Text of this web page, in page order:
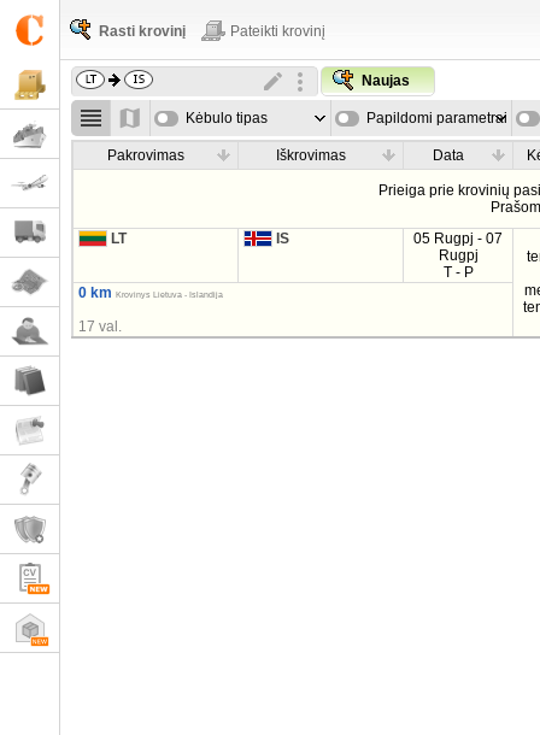
Rasti krovinį Pateikti krovinį
Naujas
Kėbulo tipas Papildomi parametrai
Pakrovimas Iškrovimas Data
Prieiga prie krovinių
LT
IS
05 Rugpj - 07
Rugpj
T - P
0 km Krovinys Lietuva - Islandija
17 val.